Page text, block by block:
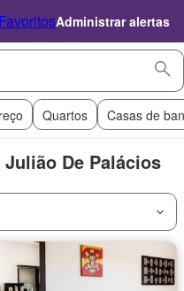
FavoritosAdministrar alertas
Quartos Casas de
De Palácios